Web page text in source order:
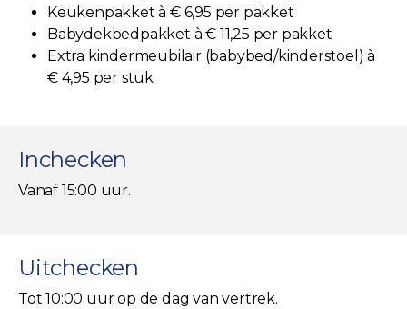
Keukenpakket à € 6,95 per pakket
Babydekbedpakket à € 11,25 per pakket
Extra kindermeubilair (babybed/kinderstoel) à
€ 4,95 per stuk
Inchecken
Vanaf 15:00 uur.
Uitchecken
Tot 10:00 uur op de dag van vertrek.